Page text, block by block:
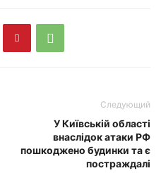
Следующий
У Київській області
внаслідок атаки РФ
пошкоджено будинки та є
постраждалі